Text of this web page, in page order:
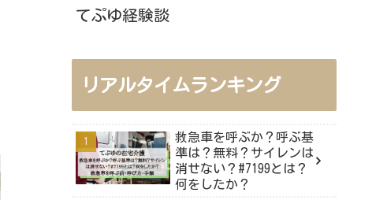
てぷゆ経験談
リアルタイムランキング
救急車を呼ぶか？呼ぶ基
準は？無料？サイレンは
消せない？#7199とは？
何をしたか？